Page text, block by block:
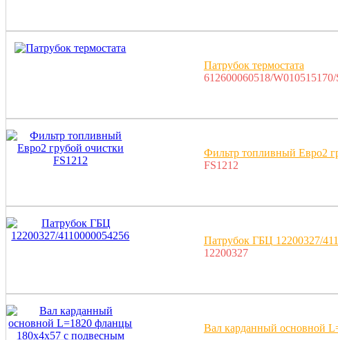
Патрубок термостата
612600060518/W010515170/
Фильтр топливный Евро2
FS1212
Патрубок ГБЦ 12200327/
12200327
Вал карданный основной